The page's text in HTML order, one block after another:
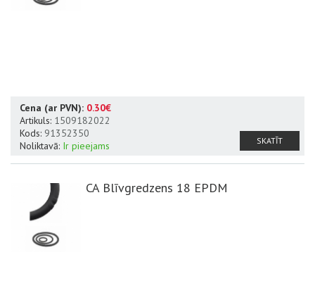
Cena (ar PVN): 0.30€
Artikuls: 1509182022
Kods: 91352350
Noliktavā: Ir pieejams SKATĪT
CA Blīvgredzens 18 EPDM